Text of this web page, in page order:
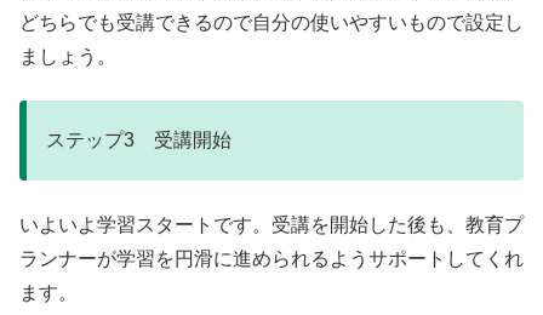
どちらでも受講できるので自分の使いやすいもので設定し
ましょう。
ステップ3 受講開始
いよいよ学習スタートです。受講を開始した後も、教育プ
ランナーが学習を円滑に進められるようサポートしてくれ
ます。